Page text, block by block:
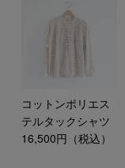
コットンポリエス
テルタックシャツ
16,500円（税込）